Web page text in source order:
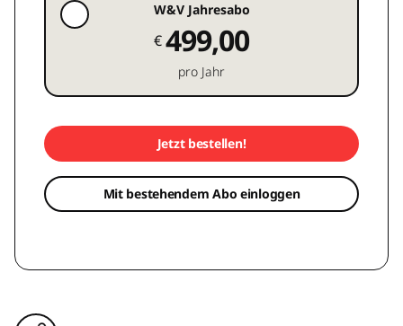
W&V Jahresabo
€499,00
pro Jahr
Jetzt bestellen!
Mit bestehendem Abo einloggen